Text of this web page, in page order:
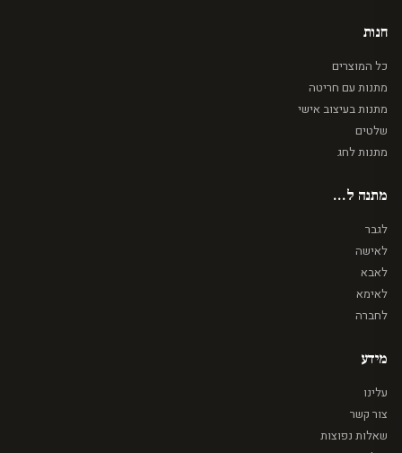
חנות
כל המוצרים
מתנות עם חריטה
מתנות בעיצוב אישי
שלטים
מתנות לחג
מתנה ל...
לגבר
לאישה
לאבא
לאימא
לחברה
מידע
עלינו
צור קשר
שאלות נפוצות